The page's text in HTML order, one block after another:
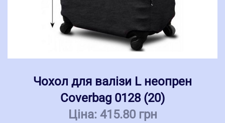
Чохол для валізи L неопрен
Coverbag 0128 (20)
Ціна: 415.80 грн